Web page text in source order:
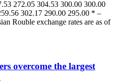
272.05 304.53 300.00 300.00
302.17 290.00 295.00 * –
Rouble exchange rates are as of
overcome the largest